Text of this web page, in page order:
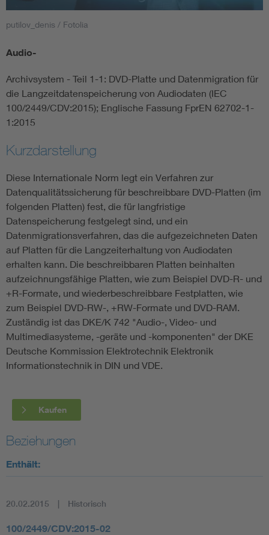
Smart Cities
DKE Fachinformationen im Kontext der Normung
Blitzschutz: DIN EN 62305 in der Übersicht
Circular Economy für mehr Ressourceneffizienz
Cybersecurity in der Industrieautomatisierung
DIN VDE 0100 für sichere Elektroinstallationen
Elektrofachkraft (EFK)
putilov_denis / Fotolia
Audio-
Archivsystem - Teil 1-1: DVD-Platte und Datenmigration für
die Langzeitdatenspeicherung von Audiodaten (IEC
100/2449/CDV:2015); Englische Fassung FprEN 62702-1-
1:2015
Kurzdarstellung
Diese Internationale Norm legt ein Verfahren zur
Datenqualitätssicherung für beschreibbare DVD-Platten (im
folgenden Platten) fest, die für langfristige
Datenspeicherung festgelegt sind, und ein
Datenmigrationsverfahren, das die aufgezeichneten Daten
auf Platten für die Langzeiterhaltung von Audiodaten
erhalten kann. Die beschreibbaren Platten beinhalten
aufzeichnungsfähige Platten, wie zum Beispiel DVD-R- und
+R-Formate, und wiederbeschreibbare Festplatten, wie
zum Beispiel DVD-RW-, +RW-Formate und DVD-RAM.
Zuständig ist das DKE/K 742 "Audio-, Video- und
Multimediasysteme, -geräte und -komponenten" der DKE
Deutsche Kommission Elektrotechnik Elektronik
Informationstechnik in DIN und VDE.
Kaufen
Beziehungen
Enthält:
20.02.2015 Historisch
100/2449/CDV:2015-02